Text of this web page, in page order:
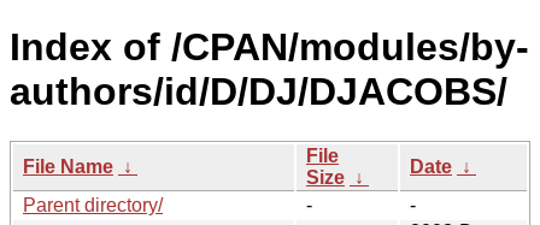
Index of /CPAN/modules/by-
authors/id/D/DJ/DJACOBS/
File Name ↓
File
Size ↓
Date ↓
Parent directory/
-
-